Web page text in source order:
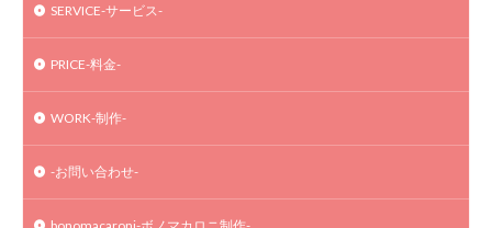
SERVICE-サービス-
PRICE-料金-
WORK-制作-
-お問い合わせ-
bonomacaroni-ボノマカロニ制作-